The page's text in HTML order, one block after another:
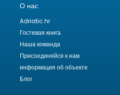
О нас
Adriatic.hr
Гостевая книга
Наша команда
Присоединяйся к нам
информация об объекте
Блог